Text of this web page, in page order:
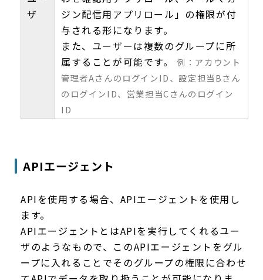
ザ
ジン配信用アプリロール」の権限が付
与される形になります。
また、ユーザーは複数のグループに所
属することが可能です。例：アカウント
管理者AさんのログインID、設定担当Bさん
のログインID、営業担当Cさんのログイン
ID
APIエージェント
APIを使用する場合、APIエージェントを使用し
ます。
APIエージェントとはAPIを実行してくれるユー
ザのようなもので、このAPIエージェントをグル
ープに入れることでそのグループの権限に合わせ